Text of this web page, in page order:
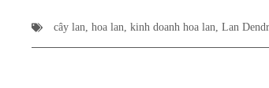
cây lan, hoa lan, kinh doanh hoa lan, Lan